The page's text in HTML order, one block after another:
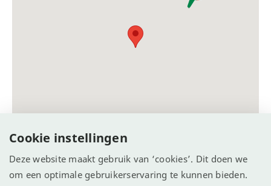
Cookie instellingen
Deze website maakt gebruik van ‘cookies’. Dit doen we
om een optimale gebruikerservaring te kunnen bieden.